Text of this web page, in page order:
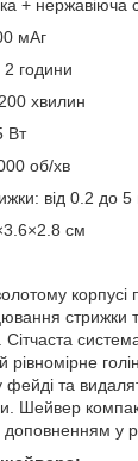
+ нержавіюча
мАг
години
хвилин
Вт
об/хв
від 0.2 до 5
см
корпусі
стрижки
Сітчаста
рівномірне
фейді та
Шейвер
у